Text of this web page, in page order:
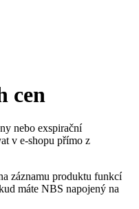
cen
nebo exspirační
v e-shopu přímo z
záznamu produktu funkcí
máte NBS napojený na